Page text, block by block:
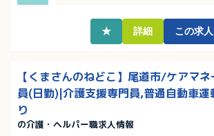
★ 詳細 この求
【くまさんのねどこ】尾道市/ケアマ
員(日勤)|介護支援専門員,普通自動車
り
の介護・ヘルパー職求人情報